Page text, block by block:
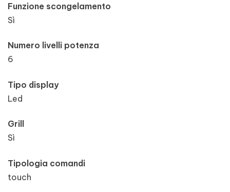
Funzione scongelamento
Sì
Numero livelli potenza
6
Tipo display
Led
Grill
Sì
Tipologia comandi
touch